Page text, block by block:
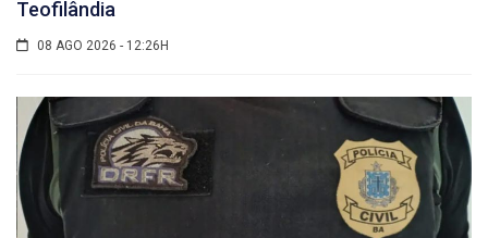
Teofilândia
08 AGO 2026 - 12:26H